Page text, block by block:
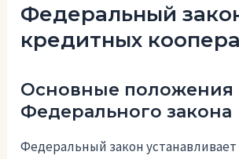
Федеральный
кредитных
Основные положения
Федерального закона
Федеральный закон